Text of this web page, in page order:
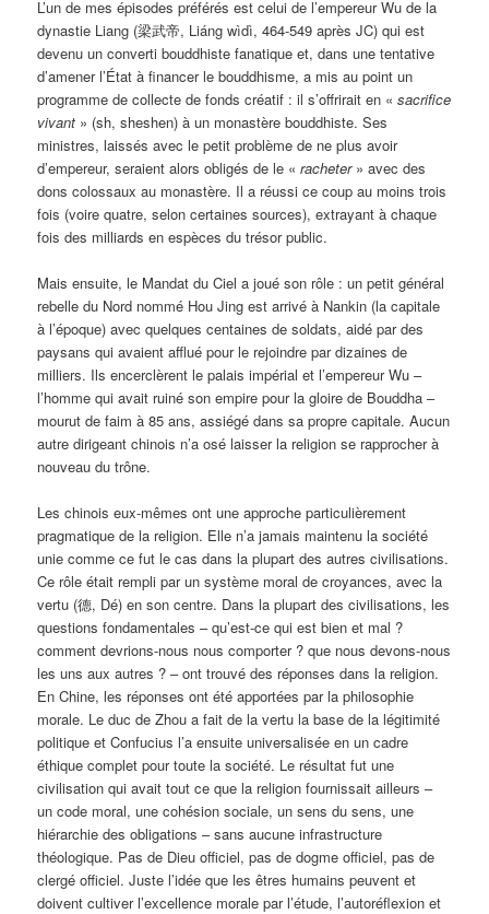
L’un de mes épisodes préférés est celui de l’empereur Wu de la
dynastie Liang (梁武帝, Liáng wìdì, 464-549 après JC) qui est
devenu un converti bouddhiste fanatique et, dans une tentative
d’amener l’État à financer le bouddhisme, a mis au point un
programme de collecte de fonds créatif : il s’offrirait en «sacrifice
vivant » (sh, sheshen) à un monastère bouddhiste. Ses
ministres, laissés avec le petit problème de ne plus avoir
d’empereur, seraient alors obligés de le «racheter» avec des
dons colossaux au monastère. Il a réussi ce coup au moins trois
fois (voire quatre, selon certaines sources), extrayant à chaque
fois des milliards en espèces du trésor public.
Mais ensuite, le Mandat du Ciel a joué son rôle : un petit général
rebelle du Nord nommé Hou Jing est arrivé à Nankin (la capitale
à l’époque) avec quelques centaines de soldats, aidé par des
paysans qui avaient afflué pour le rejoindre par dizaines de
milliers. Ils encerclèrent le palais impérial et l’empereur Wu –
l’homme qui avait ruiné son empire pour la gloire de Bouddha –
mourut de faim à 85 ans, assiégé dans sa propre capitale. Aucun
autre dirigeant chinois n’a osé laisser la religion se rapprocher à
nouveau du trône.
Les chinois eux-mêmes ont une approche particulièrement
pragmatique de la religion. Elle n’a jamais maintenu la société
unie comme ce fut le cas dans la plupart des autres civilisations.
Ce rôle était rempli par un système moral de croyances, avec la
vertu (德, Dé) en son centre. Dans la plupart des civilisations, les
questions fondamentales – qu’est-ce qui est bien et mal ?
comment devrions-nous nous comporter ? que nous devons-nous
les uns aux autres ? – ont trouvé des réponses dans la religion.
En Chine, les réponses ont été apportées par la philosophie
morale. Le duc de Zhou a fait de la vertu la base de la légitimité
politique et Confucius l’a ensuite universalisée en un cadre
éthique complet pour toute la société. Le résultat fut une
civilisation qui avait tout ce que la religion fournissait ailleurs –
un code moral, une cohésion sociale, un sens du sens, une
hiérarchie des obligations – sans aucune infrastructure
théologique. Pas de Dieu officiel, pas de dogme officiel, pas de
clergé officiel. Juste l’idée que les êtres humains peuvent et
doivent cultiver l’excellence morale par l’étude, l’autoréflexion et